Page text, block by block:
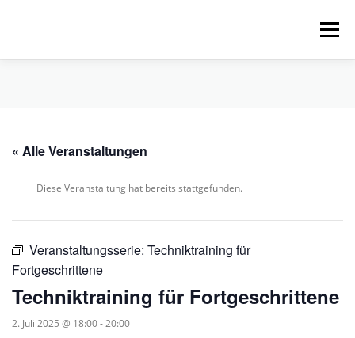
Menü
VERLEIH, TOUREN UND SUP
« Alle Veranstaltungen
Diese Veranstaltung hat bereits stattgefunden.
Veranstaltungsserie: Techniktraining für
Fortgeschrittene
Techniktraining für Fortgeschrittene
2. Juli 2025 @ 18:00-20:00